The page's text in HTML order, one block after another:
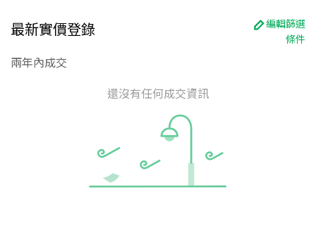
最新實價登錄
編輯篩選
條件
兩年內成交
還沒有任何成交資訊